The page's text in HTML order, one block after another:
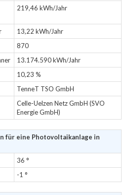
219,46 kWh/Jahr
13,22 kWh/Jahr
870
13.174.590 kWh/Jahr
10,23 %
TenneT TSO GmbH
Celle-Uelzen Netz GmbH (SVO
Energie GmbH)
für eine Photovoltaikanlage in
36 °
-1 °